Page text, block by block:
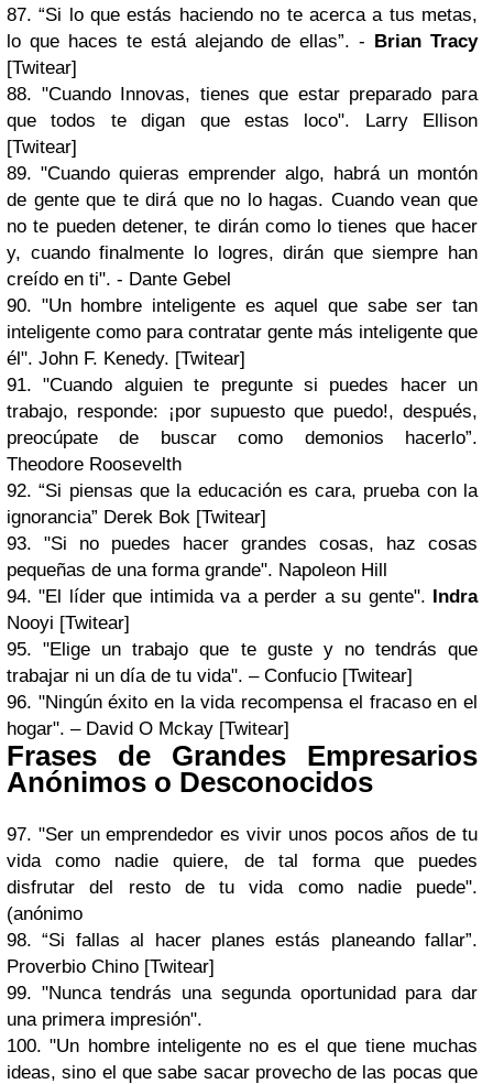
87. “Si lo que estás haciendo no te acerca a tus metas,
lo que haces te está alejando de ellas”. - Brian Tracy
[Twitear]
88. "Cuando Innovas, tienes que estar preparado para
que todos te digan que estas loco". Larry Ellison
[Twitear]
89. "Cuando quieras emprender algo, habrá un montón
de gente que te dirá que no lo hagas. Cuando vean que
no te pueden detener, te dirán como lo tienes que hacer
y, cuando finalmente lo logres, dirán que siempre han
creído en ti". - Dante Gebel
90. "Un hombre inteligente es aquel que sabe ser tan
inteligente como para contratar gente más inteligente que
él". John F. Kenedy. [Twitear]
91. "Cuando alguien te pregunte si puedes hacer un
trabajo, responde: ¡por supuesto que puedo!, después,
preocúpate de buscar como demonios hacerlo”.
Theodore Roosevelth
92. “Si piensas que la educación es cara, prueba con la
ignorancia” Derek Bok [Twitear]
93. "Si no puedes hacer grandes cosas, haz cosas
pequeñas de una forma grande". Napoleon Hill
94. "El líder que intimida va a perder a su gente". Indra
Nooyi [Twitear]
95. "Elige un trabajo que te guste y no tendrás que
trabajar ni un día de tu vida". – Confucio [Twitear]
96. "Ningún éxito en la vida recompensa el fracaso en el
hogar". – David O Mckay [Twitear]
Frases de Grandes Empresarios
Anónimos o Desconocidos
97. "Ser un emprendedor es vivir unos pocos años de tu
vida como nadie quiere, de tal forma que puedes
disfrutar del resto de tu vida como nadie puede".
(anónimo
98. “Si fallas al hacer planes estás planeando fallar”.
Proverbio Chino [Twitear]
99. "Nunca tendrás una segunda oportunidad para dar
una primera impresión".
100. "Un hombre inteligente no es el que tiene muchas
ideas, sino el que sabe sacar provecho de las pocas que